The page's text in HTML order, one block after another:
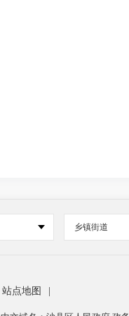
乡镇街道
站点地图